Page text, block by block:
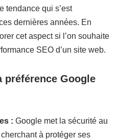
tendance qui s’est
dernières années. En
cet aspect si l’on souhaite
SEO d’un site web.
préférence Google
: Google met la sécurité au
à protéger ses